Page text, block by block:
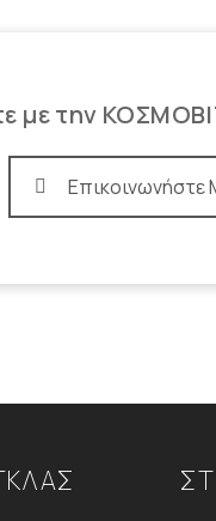
με την
Επικοινωνήστε